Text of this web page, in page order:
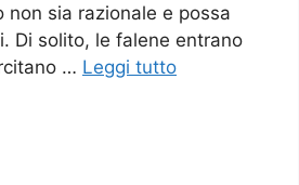
sia razionale e possa
Di solito, le falene entrano
… Leggi tutto